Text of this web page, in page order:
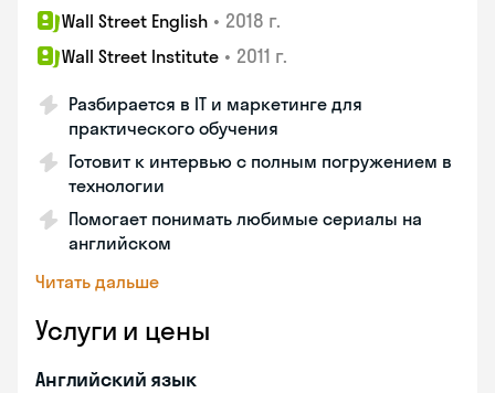
Wall Street English • 2018 г.
Wall Street Institute • 2011 г.
Разбирается в IT и маркетинге для
практического обучения
Готовит к интервью с полным погружением в
технологии
Помогает понимать любимые сериалы на
английском
Читать дальше
Услуги и цены
Английский язык